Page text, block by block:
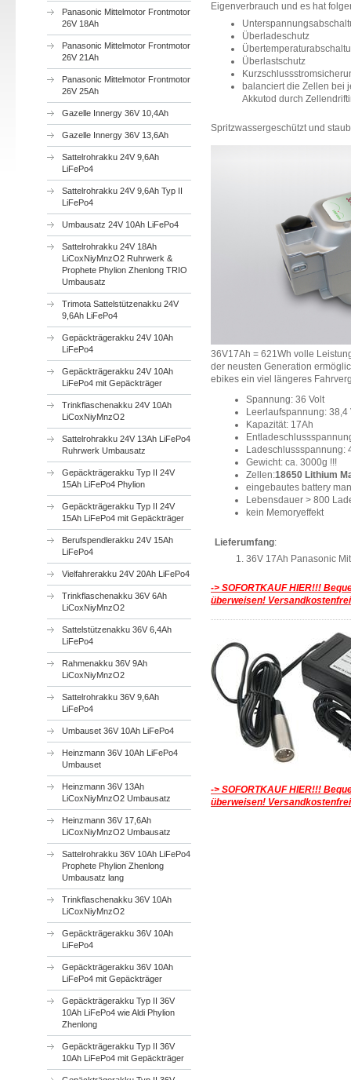
Panasonic Mittelmotor Frontmotor
26V 18Ah
Panasonic Mittelmotor Frontmotor
26V 21Ah
Panasonic Mittelmotor Frontmotor
26V 25Ah
Gazelle Innergy 36V 10,4Ah
Gazelle Innergy 36V 13,6Ah
Sattelrohrakku 24V 9,6Ah
LiFePo4
Sattelrohrakku 24V 9,6Ah Typ II
LiFePo4
Umbausatz 24V 10Ah LiFePo4
Sattelrohrakku 24V 18Ah
LiCoxNiyMnzO2 Ruhrwerk &
Prophete Phylion Zhenlong TRIO
Umbausatz
Trimota Sattelstützenakku 24V
9,6Ah LiFePo4
Gepäckträgerakku 24V 10Ah
LiFePo4
Gepäckträgerakku 24V 10Ah
LiFePo4 mit Gepäckträger
Trinkflaschenakku 24V 10Ah
LiCoxNiyMnzO2
Sattelrohrakku 24V 13Ah LiFePo4
Ruhrwerk Umbausatz
Gepäckträgerakku Typ II 24V
15Ah LiFePo4 Phylion
Gepäckträgerakku Typ II 24V
15Ah LiFePo4 mit Gepäckträger
Berufspendlerakku 24V 15Ah
LiFePo4
Vielfahrerakku 24V 20Ah LiFePo4
Trinkflaschenakku 36V 6Ah
LiCoxNiyMnzO2
Sattelstützenakku 36V 6,4Ah
LiFePo4
Rahmenakku 36V 9Ah
LiCoxNiyMnzO2
Sattelrohrakku 36V 9,6Ah
LiFePo4
Umbauset 36V 10Ah LiFePo4
Heinzmann 36V 10Ah LiFePo4
Umbauset
Heinzmann 36V 13Ah
LiCoxNiyMnzO2 Umbausatz
Heinzmann 36V 17,6Ah
LiCoxNiyMnzO2 Umbausatz
Sattelrohrakku 36V 10Ah LiFePo4
Prophete Phylion Zhenlong
Umbausatz lang
Trinkflaschenakku 36V 10Ah
LiCoxNiyMnzO2
Gepäckträgerakku 36V 10Ah
LiFePo4
Gepäckträgerakku 36V 10Ah
LiFePo4 mit Gepäckträger
Gepäckträgerakku Typ II 36V
10Ah LiFePo4 wie Aldi Phylion
Zhenlong
Gepäckträgerakku Typ II 36V
10Ah LiFePo4 mit Gepäckträger
Eigenverbrauch und es hat
Überladeschutz
Überlastschutz
balanciert die Zellen bei
Akkutod durch
Spritzwassergeschützt und
36V17Ah = 621Wh volle
der neusten Generation
ebikes ein viel längeres
Spannung: 36 Volt
Leerlaufspannung: 38,4
Kapazität: 17Ah
Ladeschlussspannung:
Gewicht: ca. 3000g !!!
Zellen:18650 Lithium
eingebautes battery
Lebensdauer > 800
kein Memoryeffekt
Lieferumfang:
36V 17Ah Panasonic
-> SOFORTKAUF HIER!!!
überweisen!
-> SOFORTKAUF HIER!!!
überweisen!